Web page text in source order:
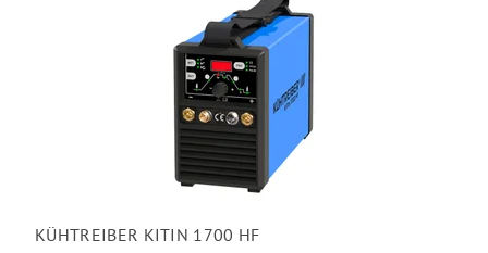
KÜHTREIBER KITIN 1700 HF